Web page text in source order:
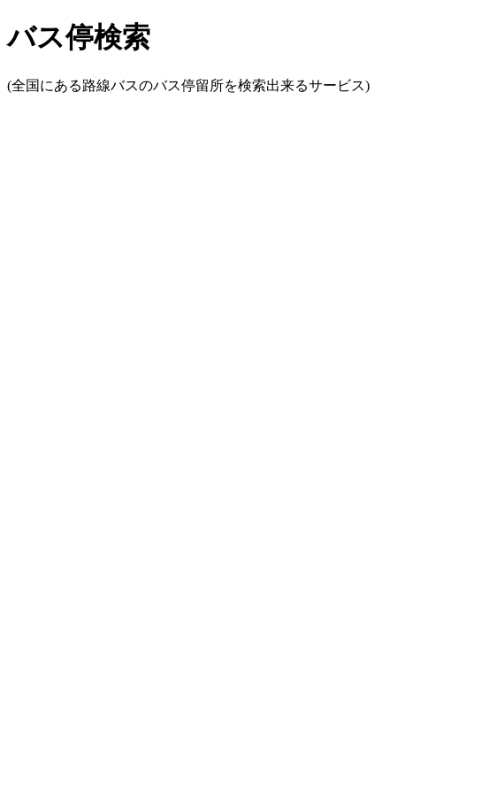
バス停検索
(全国にある路線バスのバス停留所を検索出来るサービス)